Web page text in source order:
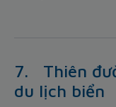
7. Thiên
du lịch biển